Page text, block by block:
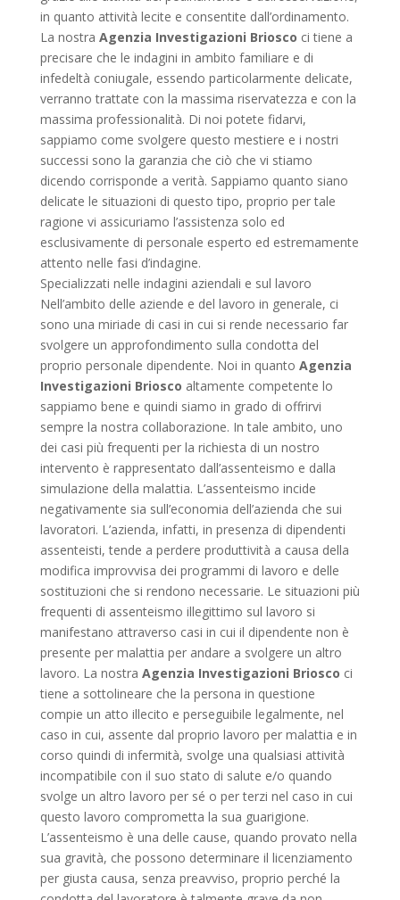
in quanto attività lecite e consentite dall’ordinamento.
La nostra Agenzia Investigazioni Briosco ci tiene a
precisare che le indagini in ambito familiare e di
infedeltà coniugale, essendo particolarmente delicate,
verranno trattate con la massima riservatezza e con la
massima professionalità. Di noi potete fidarvi,
sappiamo come svolgere questo mestiere e i nostri
successi sono la garanzia che ciò che vi stiamo
dicendo corrisponde a verità. Sappiamo quanto siano
delicate le situazioni di questo tipo, proprio per tale
ragione vi assicuriamo l’assistenza solo ed
esclusivamente di personale esperto ed estremamente
attento nelle fasi d’indagine.
Specializzati nelle indagini aziendali e sul lavoro
Nell’ambito delle aziende e del lavoro in generale, ci
sono una miriade di casi in cui si rende necessario far
svolgere un approfondimento sulla condotta del
proprio personale dipendente. Noi in quanto Agenzia
Investigazioni Briosco altamente competente lo
sappiamo bene e quindi siamo in grado di offrirvi
sempre la nostra collaborazione. In tale ambito, uno
dei casi più frequenti per la richiesta di un nostro
intervento è rappresentato dall’assenteismo e dalla
simulazione della malattia. L’assenteismo incide
negativamente sia sull’economia dell’azienda che sui
lavoratori. L’azienda, infatti, in presenza di dipendenti
assenteisti, tende a perdere produttività a causa della
modifica improvvisa dei programmi di lavoro e delle
sostituzioni che si rendono necessarie. Le situazioni più
frequenti di assenteismo illegittimo sul lavoro si
manifestano attraverso casi in cui il dipendente non è
presente per malattia per andare a svolgere un altro
lavoro. La nostra Agenzia Investigazioni Briosco ci
tiene a sottolineare che la persona in questione
compie un atto illecito e perseguibile legalmente, nel
caso in cui, assente dal proprio lavoro per malattia e in
corso quindi di infermità, svolge una qualsiasi attività
incompatibile con il suo stato di salute e/o quando
svolge un altro lavoro per sé o per terzi nel caso in cui
questo lavoro comprometta la sua guarigione.
L’assenteismo è una delle cause, quando provato nella
sua gravità, che possono determinare il licenziamento
per giusta causa, senza preavviso, proprio perché la